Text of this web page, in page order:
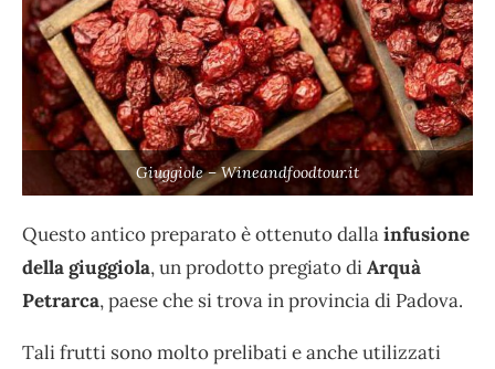
Giuggiole – Wineandfoodtour.it
Questo antico preparato è ottenuto dallainfusione
della giuggiola, un prodotto pregiato diArquà
Petrarca, paese che si trova in provincia di Padova.
Tali frutti sono molto prelibati e anche utilizzati